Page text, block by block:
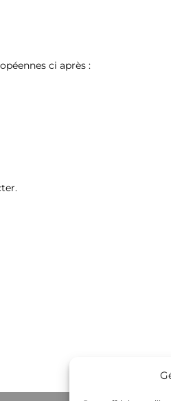
ci après :